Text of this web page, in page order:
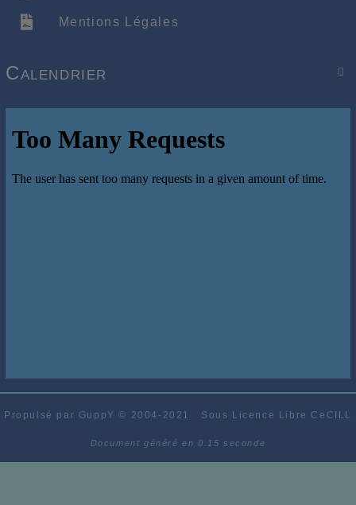
Mentions Légales

Calendrier
Propulsé par GuppY© 2004-2021 Sous Licence Libre CeCILL
Document généré en 0.15 seconde